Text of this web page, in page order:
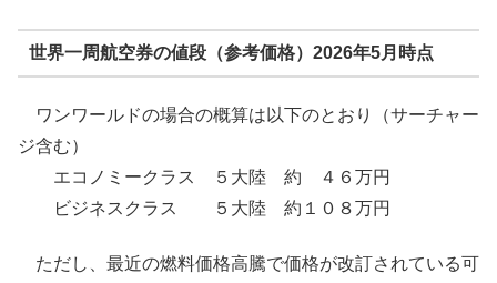
世界一周航空券の値段（参考価格）2026年5月時点
ワンワールドの場合の概算は以下のとおり（サーチャー
ジ含む）
エコノミークラス ５大陸 約 ４６万円
ビジネスクラス ５大陸 約１０８万円
ただし、最近の燃料価格高騰で価格が改訂されている可